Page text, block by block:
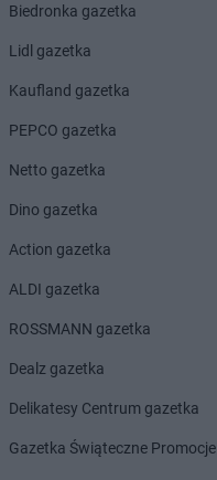
Biedronka gazetka
Lidl gazetka
Kaufland gazetka
PEPCO gazetka
Netto gazetka
Dino gazetka
Action gazetka
ALDI gazetka
ROSSMANN gazetka
Dealz gazetka
Delikatesy Centrum gazetka
Gazetka Świąteczne Promocje